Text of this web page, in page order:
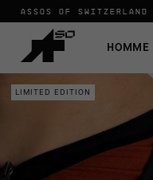
ASSOS OF SWITZERLAND
HOMME
LIMITED EDITION